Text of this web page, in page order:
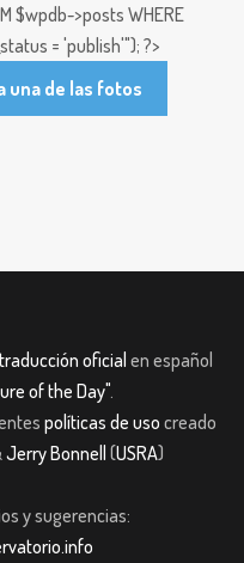
$wpdb->posts WHERE
= 'publish'"); ?>
una de las fotos
traducción oficial en español
of the Day".
políticas de uso creado
Jerry Bonnell (USRA)
y sugerencias: